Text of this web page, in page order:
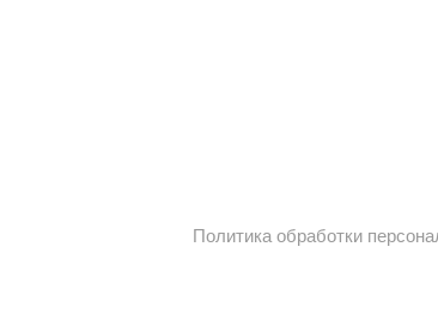
Политика обработки